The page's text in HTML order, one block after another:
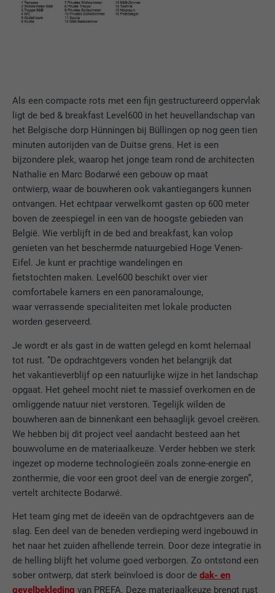
Als een compacte rots met een fijn gestructureerd oppervlak
ligt de bed & breakfast Level600 in het heuvellandschap van
het Belgische dorp Hünningen bij Büllingen op nog geen tien
minuten autorijden van de Duitse grens. Het is een
bijzondere plek, waarop het jonge team rond de architecten
Nathalie en Marc Bodarwé een gebouw op maat
ontwierp, waar de bouwheren ook vakantiegangers kunnen
ontvangen. Het echtpaar verwelkomt gasten op 600 meter
boven de zeespiegel in een van de hoogste gebieden van
België. Wie verblijft in de bed and breakfast, kan volop
genieten van het beschermde natuurgebied Hoge Venen-
Eifel. Je kunt er prachtige wandelingen en
fietstochten maken. Level600 beschikt over vier
comfortabele kamers en een panoramalounge,
waar verrassende specialiteiten met lokale producten
worden geserveerd.
Je wordt er als gast in de watten gelegd en komt helemaal
tot rust. ”De opdrachtgevers vonden het belangrijk dat
het vakantieverblijf op een natuurlijke wijze in het landschap
opgaat. Het geheel mocht niet te massief overkomen en de
omliggende natuur niet verstoren. Tegelijk wilden de
bouwheren aan de binnenkant een behaaglijk gevoel creëren.
We hebben bij dit project veel aandacht besteed aan het
bouwvolume en de materiaalkeuze. Verder hebben we sterk
ingezet op moderne technologieën zoals zonne-energie en
zonthermie, die voor een groot deel van de energie zorgen”,
vertelt architecte Bodarwé.
Het team ging met de ideeën van de opdrachtgevers aan de
slag. Een deel van de beneden verdieping werd ingebouwd in
het naar het zuiden afhellende terrein. Door deze integratie in
de helling blijft het volume goed verborgen. Zo ontstond een
sober ontwerp, dat sterk beïnvloed is door dedak- en
gevelbekleding van PREFA. Deze materiaalkeuze brengt rust